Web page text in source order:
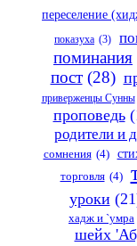
переселение
показуха (3)
поминания
пост (28)
приверженцы Сунны
проповедь
родители и
сомнения (4)
торговля (4)
уроки
хадж и `умра
шейх